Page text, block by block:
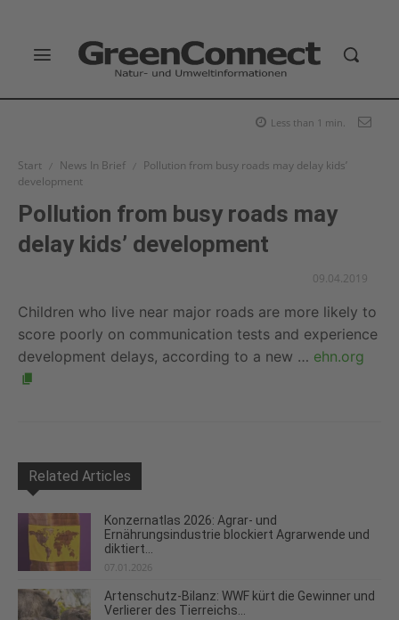
Less than 1 min.
Start News In Brief
Pollution from busy roads may delay kids’
development
Pollution from busy roads may
delay kids’ development
09.04.2019
Children who live near major roads are more likely to
score poorly on communication tests and experience
development delays, according to a new … ehn.org
Related Articles
Konzernatlas 2026: Agrar- und
Ernährungsindustrie blockiert Agrarwende und
diktiert...
07.01.2026
Artenschutz-Bilanz: WWF kürt die Gewinner und
Verlierer des Tierreichs...